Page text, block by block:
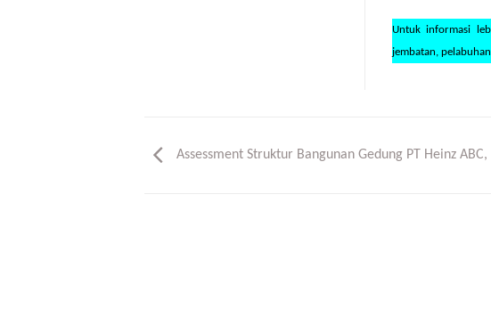
Untuk informasi
jembatan,
Assessment Struktur Bangunan Gedung PT Heinz